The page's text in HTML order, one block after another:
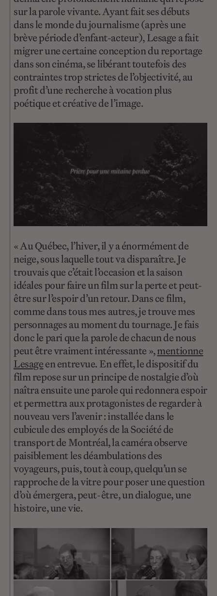
sur la parole vivante. Ayant fait ses débuts
dans le monde du journalisme (après une
brève période d’enfant-acteur), Lesage a fait
migrer une certaine conception du reportage
dans son cinéma, se libérant toutefois des
contraintes trop strictes de l’objectivité, au
profit d’une recherche à vocation plus
poétique et créative de l’image.
« Au Québec, l’hiver, il y a énormément de
neige, sous laquelle tout va disparaître. Je
trouvais que c’était l’occasion et la saison
idéales pour faire un film sur la perte et peut-
être sur l’espoir d’un retour. Dans ce film,
comme dans tous mes autres, je trouve mes
personnages au moment du tournage. Je fais
donc le pari que la parole de chacun de nous
peut être vraiment intéressante »,mentionne
Lesageen entrevue. En effet, le dispositif du
film repose sur un principe de nostalgie d’où
naîtra ensuite une parole qui redonnera espoir
et permettra aux protagonistes de regarder à
nouveau vers l’avenir : installée dans le
cubicule des employés de la Société de
transport de Montréal, la caméra observe
paisiblement les déambulations des
voyageurs, puis, tout à coup, quelqu’un se
rapproche de la vitre pour poser une question
d’où émergera, peut-être, un dialogue, une
histoire, une vie.